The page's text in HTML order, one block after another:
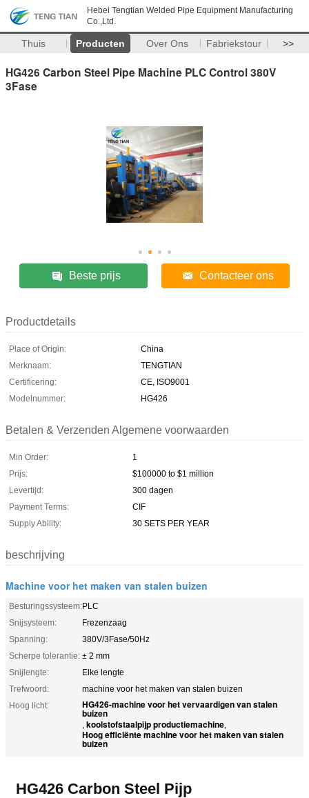
Hebei Tengtian Welded Pipe Equipment Manufacturing
Co.,Ltd.
Thuis Producten Over Ons Fabriekstour >>
HG426 Carbon Steel Pipe Machine PLC Control 380V
3Fase
Beste prijs Contacteer ons
Productdetails
Place of Origin:
China
Merknaam:
TENGTIAN
Certificering:
CE, ISO9001
Modelnummer:
HG426
Betalen & Verzenden Algemene voorwaarden
Min Order:
1
Prijs:
$100000 to $1 million
Levertijd:
300 dagen
Payment Terms:
CIF
Supply Ability:
30 SETS PER YEAR
beschrijving
Machine voor het maken van stalen buizen
Besturingssysteem:PLC
Snijsysteem:
Frezenzaag
Spanning:
380V/3Fase/50Hz
Scherpe tolerantie: ± 2 mm
Snijlengte:
Elke lengte
Trefwoord:
machine voor het maken van stalen buizen
Hoog licht:
HG426-machine voor het vervaardigen van stalen
buizen
, koolstofstaalpijp productiemachine,
Hoog efficiënte machine voor het maken van stalen
buizen
HG426 Carbon Steel Pijp